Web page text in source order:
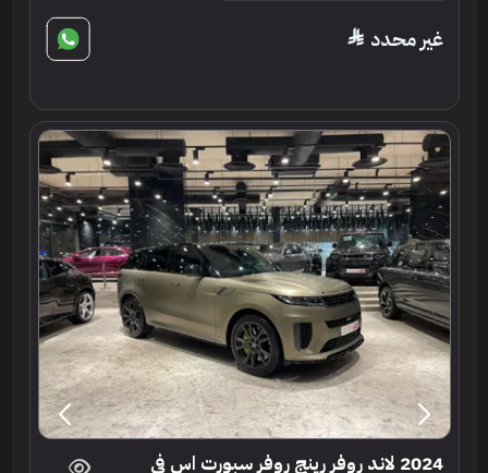
غير محدد
2024 لاند روفر رينج روفر سبورت اس في